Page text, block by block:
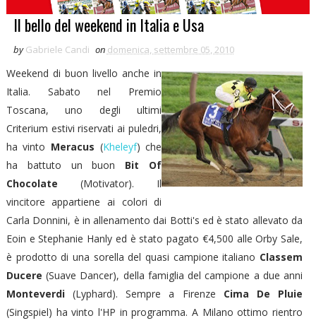
Il bello del weekend in Italia e Usa
by Gabriele Candi on domenica, settembre 05, 2010
Weekend di buon livello anche in
Italia. Sabato nel Premio
Toscana, uno degli ultimi
Criterium estivi riservati ai puledri,
ha vinto Meracus (Kheleyf) che
ha battuto un buon Bit Of
Chocolate (Motivator). Il
vincitore appartiene ai colori di
Carla Donnini, è in allenamento dai Botti's ed è stato allevato da
Eoin e Stephanie Hanly ed è stato pagato €4,500 alle Orby Sale,
è prodotto di una sorella del quasi campione italiano Classem
Ducere(Suave Dancer), della famiglia del campione a due anni
Monteverdi(Lyphard). Sempre a Firenze Cima De Pluie
(Singspiel) ha vinto l'HP in programma. A Milano ottimo rientro